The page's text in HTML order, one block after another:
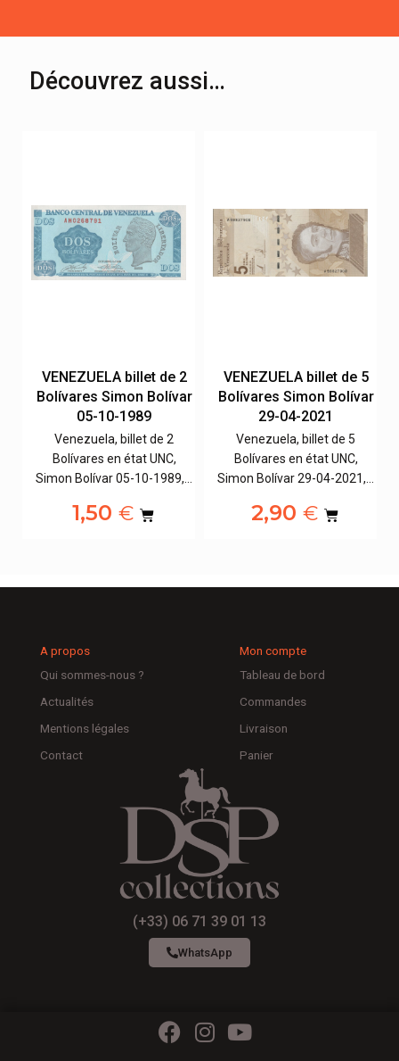
Découvrez aussi…
VENEZUELA billet de 2
Bolívares Simon Bolívar
05-10-1989
Venezuela, billet de 2
Bolívares en état UNC,
Simon Bolívar 05-10-1989,…
1,50 €
VENEZUELA billet de 5
Bolívares Simon Bolívar
29-04-2021
Venezuela, billet de 5
Bolívares en état UNC,
Simon Bolívar 29-04-2021,…
2,90 €
A propos
Qui sommes-nous ?
Actualités
Mentions légales
Contact
Mon compte
Tableau de bord
Commandes
Livraison
Panier
(+33) 06 71 39 01 13
WhatsApp
F
I
Y